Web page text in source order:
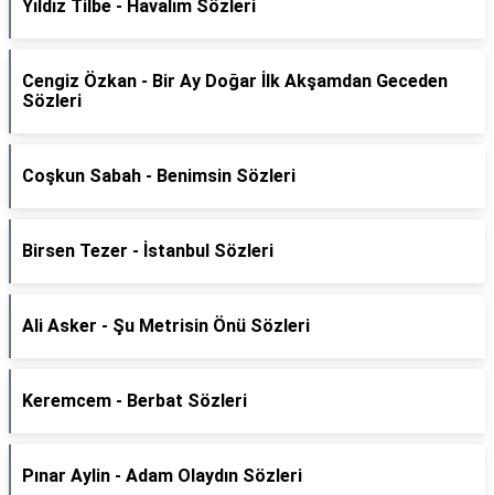
Yıldız Tilbe - Havalım Sözleri
Cengiz Özkan - Bir Ay Doğar İlk Akşamdan Geceden
Sözleri
Coşkun Sabah - Benimsin Sözleri
Birsen Tezer - İstanbul Sözleri
Ali Asker - Şu Metrisin Önü Sözleri
Keremcem - Berbat Sözleri
Pınar Aylin - Adam Olaydın Sözleri